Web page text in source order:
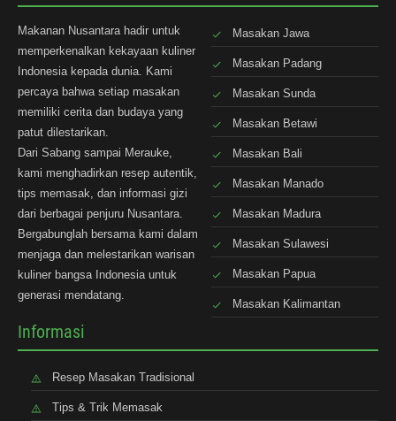
Makanan Nusantara hadir untuk
memperkenalkan kekayaan kuliner
Indonesia kepada dunia. Kami
percaya bahwa setiap masakan
memiliki cerita dan budaya yang
patut dilestarikan.
Dari Sabang sampai Merauke,
kami menghadirkan resep autentik,
tips memasak, dan informasi gizi
dari berbagai penjuru Nusantara.
Bergabunglah bersama kami dalam
menjaga dan melestarikan warisan
kuliner bangsa Indonesia untuk
generasi mendatang.
Masakan Jawa
Masakan Padang
Masakan Sunda
Masakan Betawi
Masakan Bali
Masakan Manado
Masakan Madura
Masakan Sulawesi
Masakan Papua
Masakan Kalimantan
Informasi
Resep Masakan Tradisional
Tips & Trik Memasak